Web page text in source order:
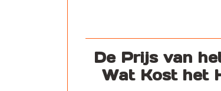
De Prijs van
Wat Kost het